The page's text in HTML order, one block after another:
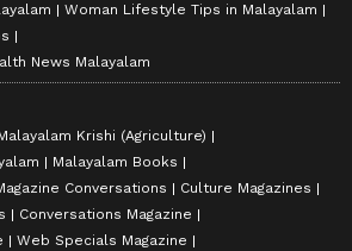
Woman Lifestyle Tips in Malayalam
News Malayalam
Krishi (Agriculture)
Malayalam Books
Conversations
Culture Magazines
Conversations Magazine
Web Specials Magazine